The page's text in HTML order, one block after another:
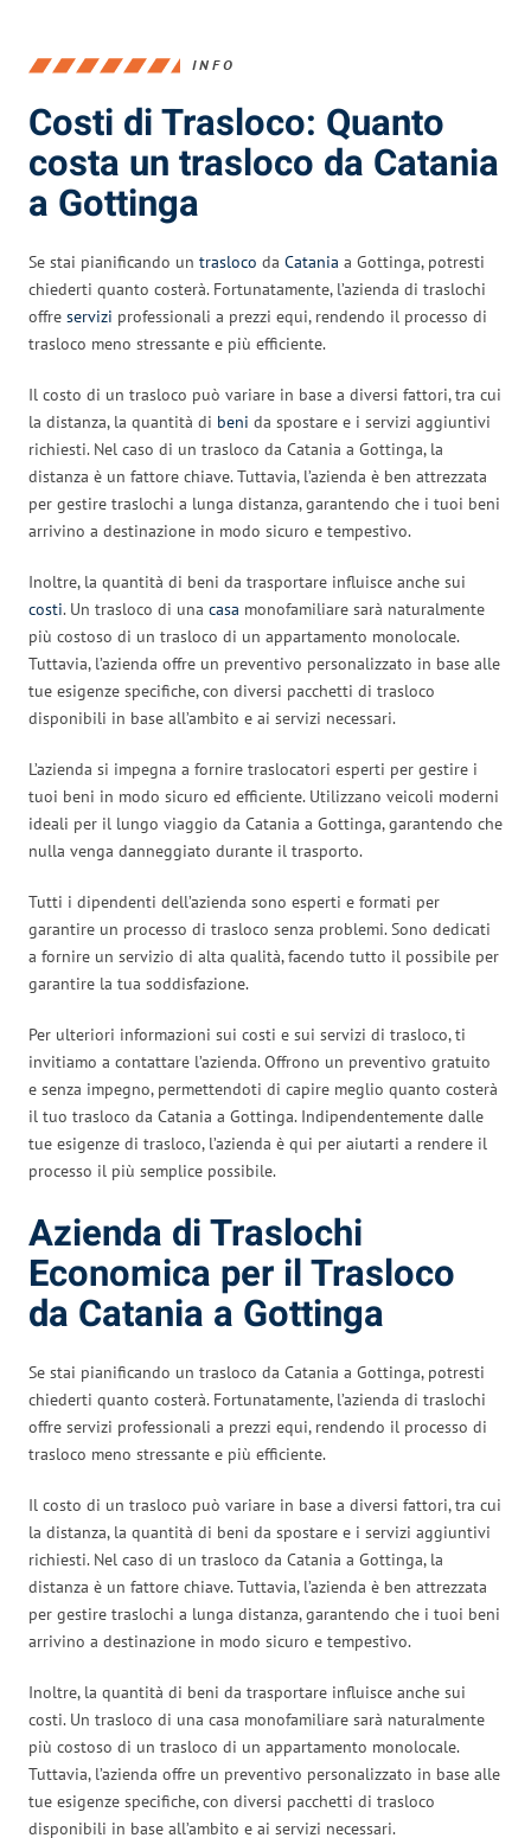
INFO
Costi di Trasloco: Quanto
costa un trasloco da Catania
a Gottinga
Se stai pianificando un trasloco da Catania a Gottinga, potresti
chiederti quanto costerà. Fortunatamente, l’azienda di traslochi
offre servizi professionali a prezzi equi, rendendo il processo di
trasloco meno stressante e più efficiente.
Il costo di un trasloco può variare in base a diversi fattori, tra cui
la distanza, la quantità di beni da spostare e i servizi aggiuntivi
richiesti. Nel caso di un trasloco da Catania a Gottinga, la
distanza è un fattore chiave. Tuttavia, l’azienda è ben attrezzata
per gestire traslochi a lunga distanza, garantendo che i tuoi beni
arrivino a destinazione in modo sicuro e tempestivo.
Inoltre, la quantità di beni da trasportare influisce anche sui
costi. Un trasloco di una casa monofamiliare sarà naturalmente
più costoso di un trasloco di un appartamento monolocale.
Tuttavia, l’azienda offre un preventivo personalizzato in base alle
tue esigenze specifiche, con diversi pacchetti di trasloco
disponibili in base all’ambito e ai servizi necessari.
L’azienda si impegna a fornire traslocatori esperti per gestire i
tuoi beni in modo sicuro ed efficiente. Utilizzano veicoli moderni
ideali per il lungo viaggio da Catania a Gottinga, garantendo che
nulla venga danneggiato durante il trasporto.
Tutti i dipendenti dell’azienda sono esperti e formati per
garantire un processo di trasloco senza problemi. Sono dedicati
a fornire un servizio di alta qualità, facendo tutto il possibile per
garantire la tua soddisfazione.
Per ulteriori informazioni sui costi e sui servizi di trasloco, ti
invitiamo a contattare l’azienda. Offrono un preventivo gratuito
e senza impegno, permettendoti di capire meglio quanto costerà
il tuo trasloco da Catania a Gottinga. Indipendentemente dalle
tue esigenze di trasloco, l’azienda è qui per aiutarti a rendere il
processo il più semplice possibile.
Azienda di Traslochi
Economica per il Trasloco
da Catania a Gottinga
Se stai pianificando un trasloco da Catania a Gottinga, potresti
chiederti quanto costerà. Fortunatamente, l’azienda di traslochi
offre servizi professionali a prezzi equi, rendendo il processo di
trasloco meno stressante e più efficiente.
Il costo di un trasloco può variare in base a diversi fattori, tra cui
la distanza, la quantità di beni da spostare e i servizi aggiuntivi
richiesti. Nel caso di un trasloco da Catania a Gottinga, la
distanza è un fattore chiave. Tuttavia, l’azienda è ben attrezzata
per gestire traslochi a lunga distanza, garantendo che i tuoi beni
arrivino a destinazione in modo sicuro e tempestivo.
Inoltre, la quantità di beni da trasportare influisce anche sui
costi. Un trasloco di una casa monofamiliare sarà naturalmente
più costoso di un trasloco di un appartamento monolocale.
Tuttavia, l’azienda offre un preventivo personalizzato in base alle
tue esigenze specifiche, con diversi pacchetti di trasloco
disponibili in base all’ambito e ai servizi necessari.